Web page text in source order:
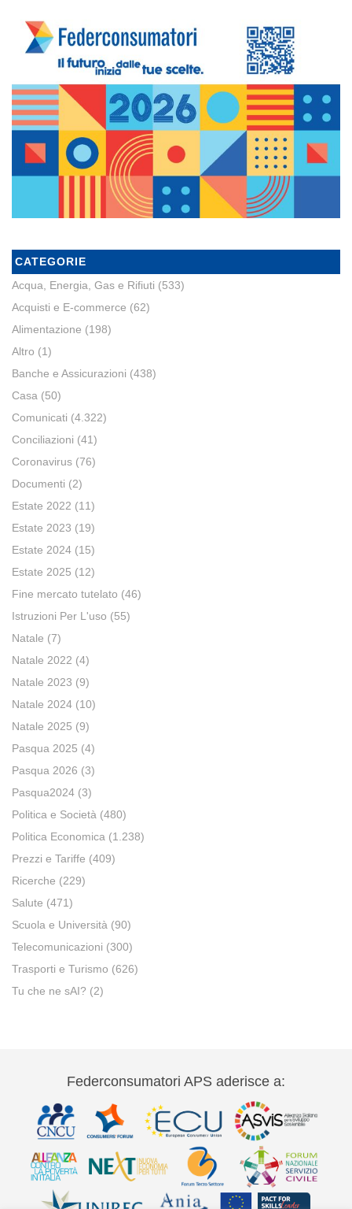
CATEGORIE
Acqua, Energia, Gas e Rifiuti (533)
Acquisti e E-commerce (62)
Alimentazione (198)
Altro (1)
Banche e Assicurazioni (438)
Casa (50)
Comunicati (4.322)
Conciliazioni (41)
Coronavirus (76)
Documenti (2)
Estate 2022 (11)
Estate 2023 (19)
Estate 2024 (15)
Estate 2025 (12)
Fine mercato tutelato (46)
Istruzioni Per L'uso (55)
Natale (7)
Natale 2022 (4)
Natale 2023 (9)
Natale 2024 (10)
Natale 2025 (9)
Pasqua 2025 (4)
Pasqua 2026 (3)
Pasqua2024 (3)
Politica e Società (480)
Politica Economica (1.238)
Prezzi e Tariffe (409)
Ricerche (229)
Salute (471)
Scuola e Università (90)
Telecomunicazioni (300)
Trasporti e Turismo (626)
Tu che ne sAI? (2)
Federconsumatori APS aderisce a: